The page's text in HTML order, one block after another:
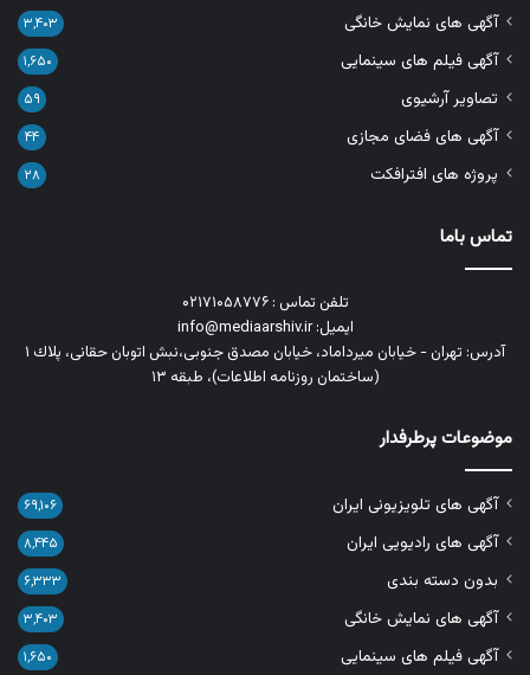
آگهی های نمایش خانگی ۳,۴۰۳
آگهی فیلم های سینمایی ۱,۶۵۰
تصاویر آرشیوی ۵۹
آگهی های فضای مجازی ۴۴
پروژه های افترافکت ۲۸
تماس باما
تلفن تماس : ۰۲۱۷۱۰۵۸۷۷۶
ایمیل: info@mediaarshiv.ir
آدرس: تهران - خیابان میرداماد، خیابان مصدق جنوبی،نبش اتوبان حقانی، پلاك ١
(ساختمان روزنامه اطلاعات)، طبقه ۱۳
موضوعات پرطرفدار
آگهی های تلویزیونی ایران ۶۹,۱۰۶
آگهی های رادیویی ایران ۸,۴۴۵
بدون دسته بندی ۶,۳۳۳
آگهی های نمایش خانگی ۳,۴۰۳
آگهی فیلم های سینمایی ۱,۶۵۰